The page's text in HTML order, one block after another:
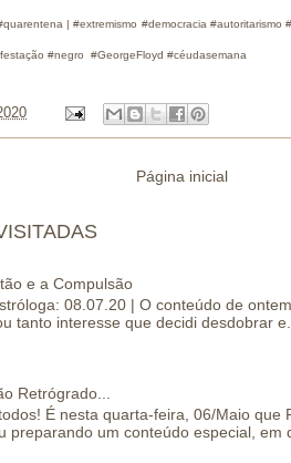
| #extremismo #democracia #autoritarismo
#negro #GeorgeFloyd #céudasemana
Página inicial
e a Compulsão
08.07.20 | O conteúdo de
tanto interesse que decidi desdobrar e...
Retrógrado...
É nesta quarta-feira, 06/Maio que
preparando um conteúdo especial, em